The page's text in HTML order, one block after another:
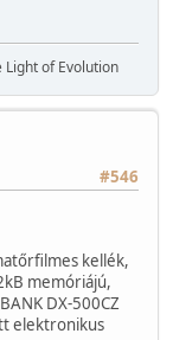
Light of Evolution
#546
kellék,
memóriájú,
DX-500CZ
elektronikus